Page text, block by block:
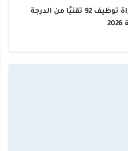
لائحة الناجحين في مباراة توظيف 92 تقنيًا من الدرجة